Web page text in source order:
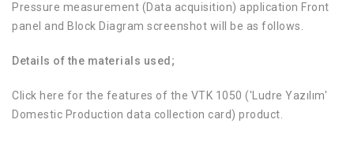
Pressure measurement (Data acquisition) application Front
panel and Block Diagram screenshot will be as follows.
Details of the materials used;
Click here for the features of the VTK 1050 ('Ludre Yazılım'
Domestic Production data collection card) product.